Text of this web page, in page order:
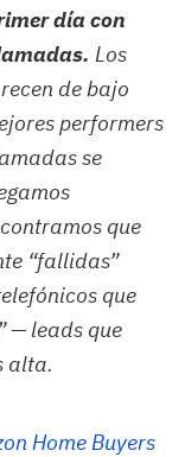
día con
Los
de bajo
performers
se
que
“fallidas”
que
— leads que
alta.
Home Buyers